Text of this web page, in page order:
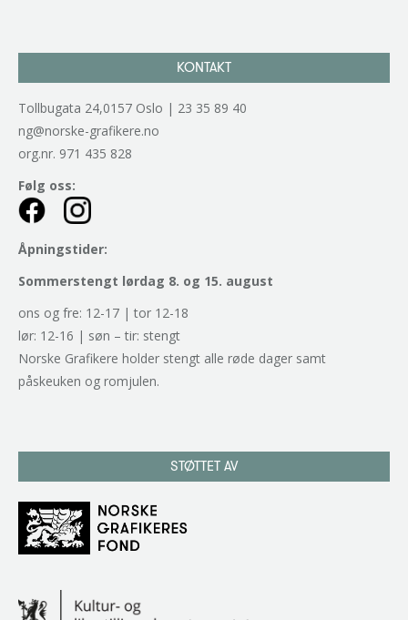
KONTAKT
Tollbugata 24,0157 Oslo | 23 35 89 40
ng@norske-grafikere.no
org.nr. 971 435 828
Følg oss:
Åpningstider:
Sommerstengt lørdag 8. og 15. august
ons og fre: 12-17 | tor 12-18
lør: 12-16 | søn – tir: stengt
Norske Grafikere holder stengt alle røde dager samt
påskeuken og romjulen.
STØTTET AV